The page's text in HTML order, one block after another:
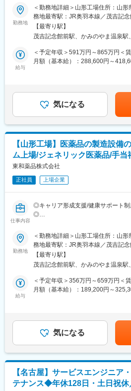
・休日出勤は医療機器の設置など
月1～2日程度で、発生時は必ず振
・夜間対応・緊急呼出しはありませ
・直行直帰も可能です。
■出張について：
・担当エリアに応じて出張が発生し
・静岡に１か月に１～２回訪問する
際は１泊対応予定）
・基本なし
■入社後の研修・フォロー体制：
入社後は全体オリエンテーションか
修を行います。
トレーニング施設にて、より実務に
です。
専属のサポート部門や先輩社員が
じて困った時にはタイムリーに支
■業務内容：
医薬品製造工場における設備点検・
せいたします。
■業務詳細：
・生産設備保守業務
・設備トラブル対応
・改善活動推進
就業場所の変更の範囲：会社の定め
■ジェネリック医薬品とは：
ジェネリック医薬品は、新薬の特許
ーカーから同じ有効成分でつくられ
安全性が新薬と同等でありながら低
本の医療費は急速に増え続けていて
が急務です。ジェネリック医薬品は
ます。皆さんの未来を守るために
います。
■当社について：
薬品のコア事業。ジェネリック医
ます。品質や安全性はもちろんのこ
安心できるお薬を提供できるよう、
っています。
東和薬品の新規事業。
ヘルスケアに関連するあらゆる製
https://www.towayakuhin.co.jp/
▽職種相関図
https://www.towayakuhin.co.jp/
変更の範囲：会社の定める業務
勤務地
＜勤務地詳細＞山形工場住所：山
務地最寄駅：JR奥羽本線／茂吉記
全面禁煙変更の範囲：会社の定める
【最寄り駅】
茂吉記念館前駅、かみのやま温泉駅
給与
＜予定年収＞591万円～865万円＜
月額（基本給）：288,600円～
金はあくまでも目安の金額であり、
があります。月給(月額)は固定手当
気になる
【山形工場】医薬品の製造設備
ム上場/ジェネリック医薬品/手
東和薬品株式会社
正社員 上場企業
仕事内容
◎キャリア形成支援/健康サポート
◎
■業務内容：
医薬品製造工場における設備点検・
せいたします。
■業務詳細：
・生産設備保守業務
・設備トラブル対応
就業場所の変更の範囲：会社の定め
従事すべき業務の変更の範囲：会
ジェネリック医薬品は、新薬の特許
ーカーから同じ有効成分でつくられ
安全性が新薬と同等でありながら
勤務地
＜勤務地詳細＞山形工場住所：山
務地最寄駅：JR奥羽本線／茂吉記
全面禁煙変更の範囲：会社の定める
【最寄り駅】
茂吉記念館前駅、かみのやま温泉駅
給与
＜予定年収＞356万円～659万円＜
月額（基本給）：189,200円～
金はあくまでも目安の金額であり、
があります。月給(月額)は固定手当
気になる
【名古屋】サービスエンジニア
テナンス◆年休128日・土日祝休